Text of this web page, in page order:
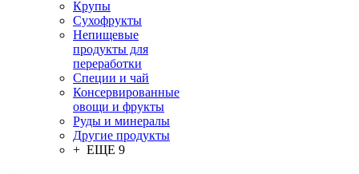
Крупы
Сухофрукты
Непищевые
продукты для
переработки
Специи и чай
Консервированные
овощи и фрукты
Руды и минералы
Другие продукты
+ ЕЩЕ 9